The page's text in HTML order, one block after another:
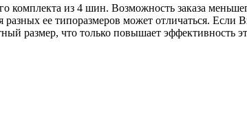
комплекта из 4 шин. Возможность заказа
ее типоразмеров может отличаться.
размер, что только повышает эффективность